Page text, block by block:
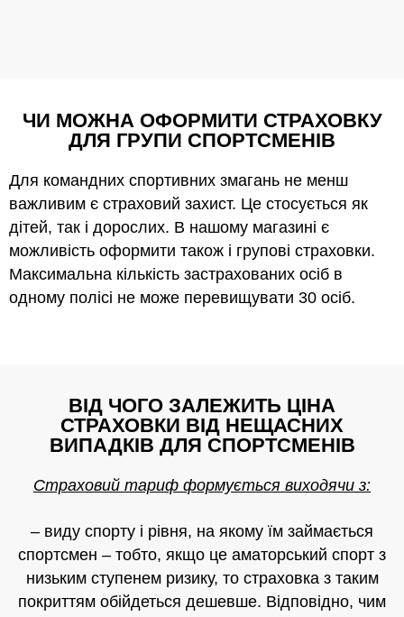
ЧИ МОЖНА ОФОРМИТИ СТРАХОВКУ
ДЛЯ ГРУПИ СПОРТСМЕНІВ
Для командних спортивних змагань не менш
важливим є страховий захист. Це стосується як
дітей, так і дорослих. В нашому магазині є
можливість оформити також і групові страховки.
Максимальна кількість застрахованих осіб в
одному полісі не може перевищувати 30 осіб.
ВІД ЧОГО ЗАЛЕЖИТЬ ЦІНА
СТРАХОВКИ ВІД НЕЩАСНИХ
ВИПАДКІВ ДЛЯ СПОРТСМЕНІВ
Страховий тариф формується виходячи з:
– виду спорту і рівня, на якому їм займається
спортсмен – тобто, якщо це аматорський спорт з
низьким ступенем ризику, то страховка з таким
покриттям обійдеться дешевше. Відповідно, чим